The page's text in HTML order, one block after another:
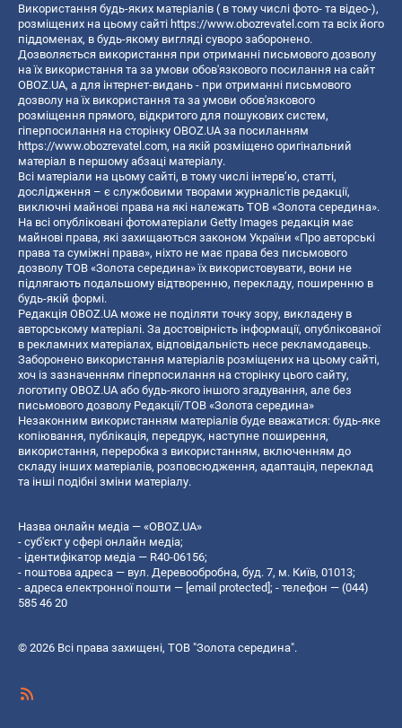
Використання будь-яких матеріалів ( в тому числі фото- та відео-),
розміщених на цьому сайті https://www.obozrevatel.com та всіх його
піддоменах, в будь-якому вигляді суворо заборонено.
Дозволяється використання при отриманні письмового дозволу
на їх використання та за умови обов'язкового посилання на сайт
OBOZ.UA, а для інтернет-видань - при отриманні письмового
дозволу на їх використання та за умови обов'язкового
розміщення прямого, відкритого для пошукових систем,
гіперпосилання на сторінку OBOZ.UA за посиланням
https://www.obozrevatel.com, на якій розміщено оригінальний
матеріал в першому абзаці матеріалу.
Всі матеріали на цьому сайті, в тому числі інтерв’ю, статті,
дослідження – є службовими творами журналістів редакції,
виключні майнові права на які належать ТОВ «Золота середина».
На всі опубліковані фотоматеріали Getty Images редакція має
майнові права, які захищаються законом України «Про авторські
права та суміжні права», ніхто не має права без письмового
дозволу ТОВ «Золота середина» їх використовувати, вони не
підлягають подальшому відтворенню, перекладу, поширенню в
будь-якій формі.
Редакція OBOZ.UA може не поділяти точку зору, викладену в
авторському матеріалі. За достовірність інформації, опублікованої
в рекламних матеріалах, відповідальність несе рекламодавець.
Заборонено використання матеріалів розміщених на цьому сайті,
хоч із зазначенням гіперпосилання на сторінку цього сайту,
логотипу OBOZ.UA або будь-якого іншого згадування, але без
письмового дозволу Редакції/ТОВ «Золота середина»
Незаконним використанням матеріалів буде вважатися: будь-яке
копiювання, публiкацiя, передрук, наступне поширення,
використання, переробка з використанням, включенням до
складу інших матеріалів, розповсюдження, адаптація, переклад
та інші подібні зміни матеріалу.
Назва онлайн медіа — «OBOZ.UA»
- суб'єкт у сфері онлайн медіа;
- ідентифікатор медіа — R40-06156;
- поштова адреса — вул. Деревообробна, буд. 7, м. Київ, 01013;
- адреса електронної пошти — [email protected]; - телефон — (044)
585 46 20
© 2026 Всі права захищені, ТОВ "Золота середина".